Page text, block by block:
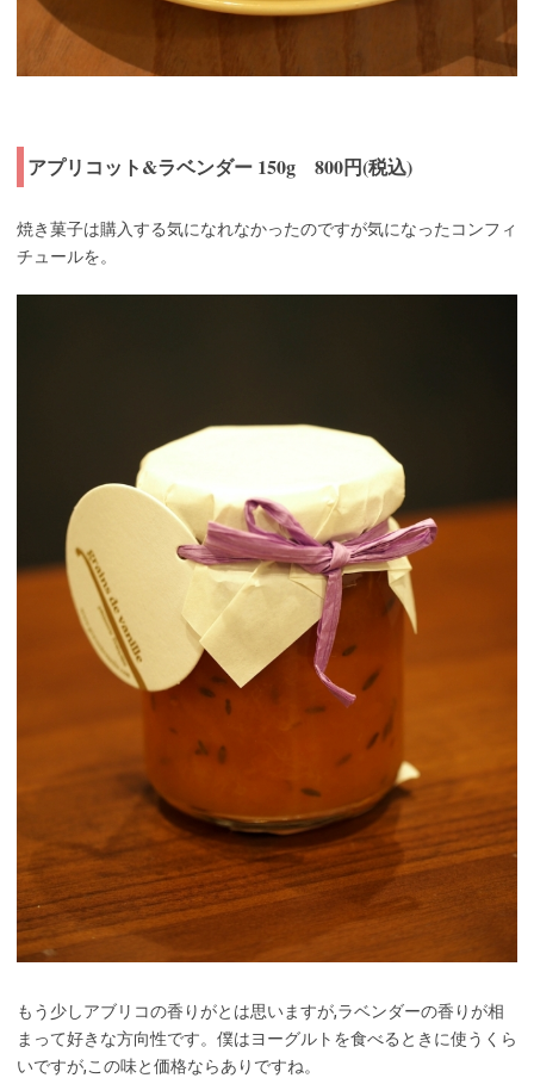
アプリコット&ラベンダー 150g 800円(税込)
焼き菓子は購入する気になれなかったのですが気になったコンフィ
チュールを。
もう少しアブリコの香りがとは思いますが,ラベンダーの香りが相
まって好きな方向性です。僕はヨーグルトを食べるときに使うくら
いですが,この味と価格ならありですね。